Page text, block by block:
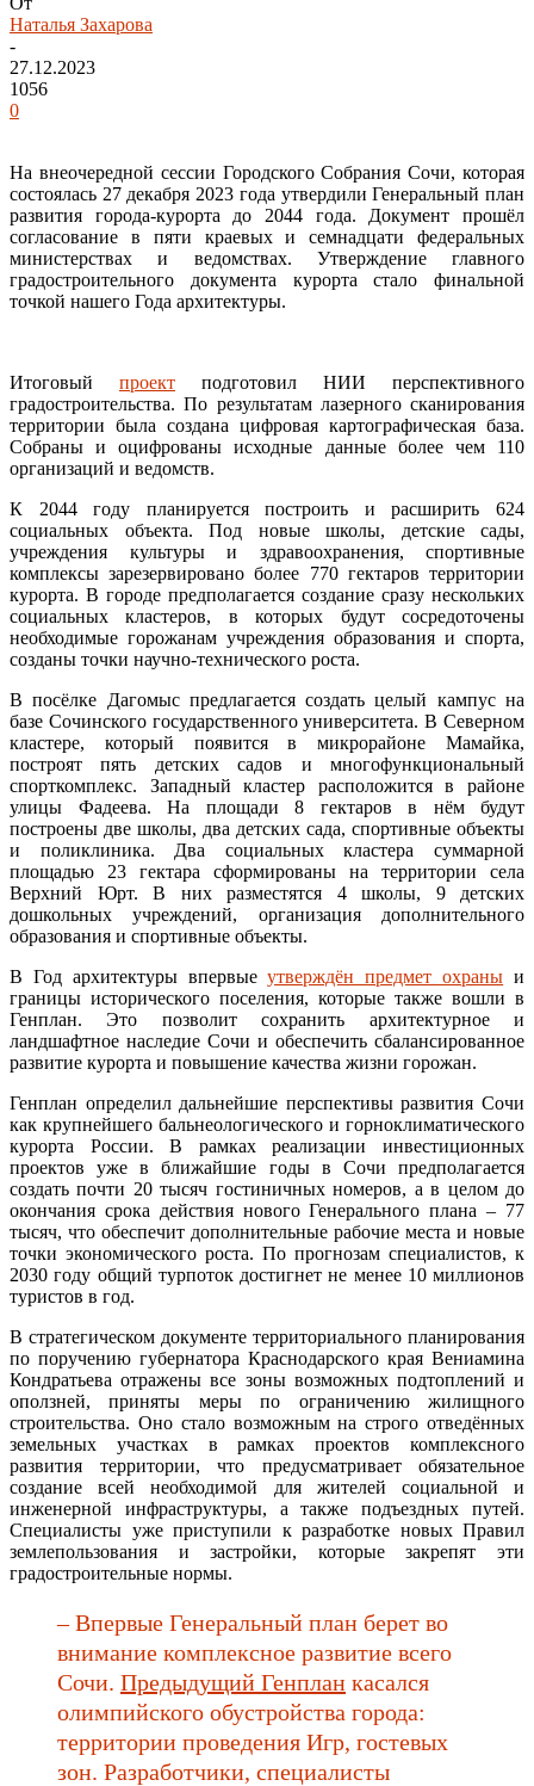
Наталья Захарова
-
27.12.2023
1056
0
На внеочередной сессии Городского Собрания Сочи, которая
состоялась 27 декабря 2023 года утвердили Генеральный план
развития города-курорта до 2044 года. Документ прошёл
согласование в пяти краевых и семнадцати федеральных
министерствах и ведомствах. Утверждение главного
градостроительного документа курорта стало финальной
точкой нашего Года архитектуры.
Итоговый проект подготовил НИИ перспективного
градостроительства. По результатам лазерного сканирования
территории была создана цифровая картографическая база.
Собраны и оцифрованы исходные данные более чем 110
организаций и ведомств.
К 2044 году планируется построить и расширить 624
социальных объекта. Под новые школы, детские сады,
учреждения культуры и здравоохранения, спортивные
комплексы зарезервировано более 770 гектаров территории
курорта. В городе предполагается создание сразу нескольких
социальных кластеров, в которых будут сосредоточены
необходимые горожанам учреждения образования и спорта,
созданы точки научно-технического роста.
В посёлке Дагомыс предлагается создать целый кампус на
базе Сочинского государственного университета. В Северном
кластере, который появится в микрорайоне Мамайка,
построят пять детских садов и многофункциональный
спорткомплекс. Западный кластер расположится в районе
улицы Фадеева. На площади 8 гектаров в нём будут
построены две школы, два детских сада, спортивные объекты
и поликлиника. Два социальных кластера суммарной
площадью 23 гектара сформированы на территории села
Верхний Юрт. В них разместятся 4 школы, 9 детских
дошкольных учреждений, организация дополнительного
образования и спортивные объекты.
В Год архитектуры впервыеутверждён предмет охраны и
границы исторического поселения, которые также вошли в
Генплан. Это позволит сохранить архитектурное и
ландшафтное наследие Сочи и обеспечить сбалансированное
развитие курорта и повышение качества жизни горожан.
Генплан определил дальнейшие перспективы развития Сочи
как крупнейшего бальнеологического и горноклиматического
курорта России. В рамках реализации инвестиционных
проектов уже в ближайшие годы в Сочи предполагается
создать почти 20 тысяч гостиничных номеров, а в целом до
окончания срока действия нового Генерального плана – 77
тысяч, что обеспечит дополнительные рабочие места и новые
точки экономического роста. По прогнозам специалистов, к
2030 году общий турпоток достигнет не менее 10 миллионов
туристов в год.
В стратегическом документе территориального планирования
по поручению губернатора Краснодарского края Вениамина
Кондратьева отражены все зоны возможных подтоплений и
оползней, приняты меры по ограничению жилищного
строительства. Оно стало возможным на строго отведённых
земельных участках в рамках проектов комплексного
развития территории, что предусматривает обязательное
создание всей необходимой для жителей социальной и
инженерной инфраструктуры, а также подъездных путей.
Специалисты уже приступили к разработке новых Правил
землепользования и застройки, которые закрепят эти
градостроительные нормы.
– Впервые Генеральный план берет во
внимание комплексное развитие всего
Сочи. Предыдущий Генплан касался
олимпийского обустройства города:
территории проведения Игр, гостевых
зон. Разработчики, специалисты